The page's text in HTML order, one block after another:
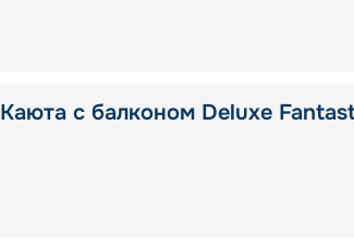
Каюта с балконом Deluxe